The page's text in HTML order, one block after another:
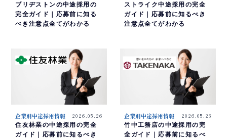
ブリヂストンの中途採用の
完全ガイド｜応募前に知る
べき注意点全てがわかる
ストライク中途採用の完全
ガイド｜応募前に知るべき
注意点全てがわかる
企業別中途採用情報 2026.05.26
住友林業の中途採用の完全
ガイド｜応募前に知るべき
企業別中途採用情報 2026.05.23
竹中工務店の中途採用の完
全ガイド｜応募前に知るべ